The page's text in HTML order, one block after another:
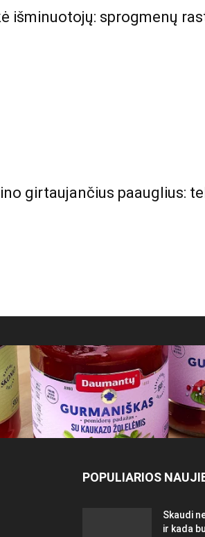
išminuotojų: sprogmenų
girtaujančius paauglius:
POPULIARIOS
Skaudi
ir kada